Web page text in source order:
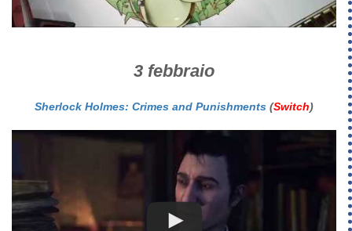
3 febbraio
Sherlock Holmes: Crimes and Punishments (Switch)